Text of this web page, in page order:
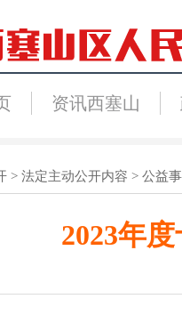
资讯西塞山
> 法定主动公开内容 > 公益
2023年